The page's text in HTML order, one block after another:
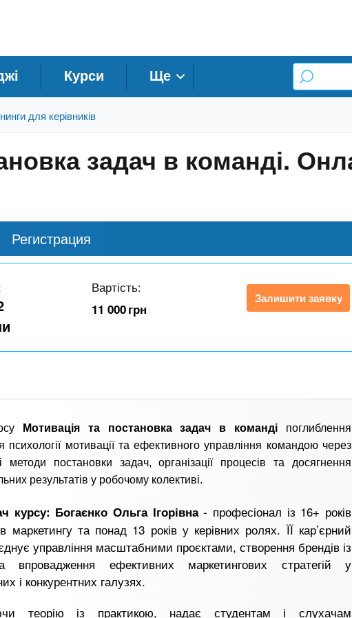
Курси Ще
для керівників
задач в команді.
Регистрация
Вартість:
11 000грн
Залишити заявку
Мотивація та постановка задач в команді поглиблення
психології мотивації та ефективного управління командою через
методи постановки задач, організації процесів та досягнення
результатів у робочому колективі.
курсу: Богаєнко Ольга Ігорівна- професіонал із 16+ років
маркетингу та понад 13 років у керівних ролях. ЇЇ кар’єрний
управління масштабними проєктами, створення брендів із
впровадження ефективних маркетингових стратегій у
і конкурентних галузях.
теорію із практикою, надає студентам і слухачам